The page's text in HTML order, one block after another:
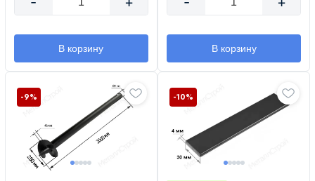
В корзину В корзину
-9% -10%